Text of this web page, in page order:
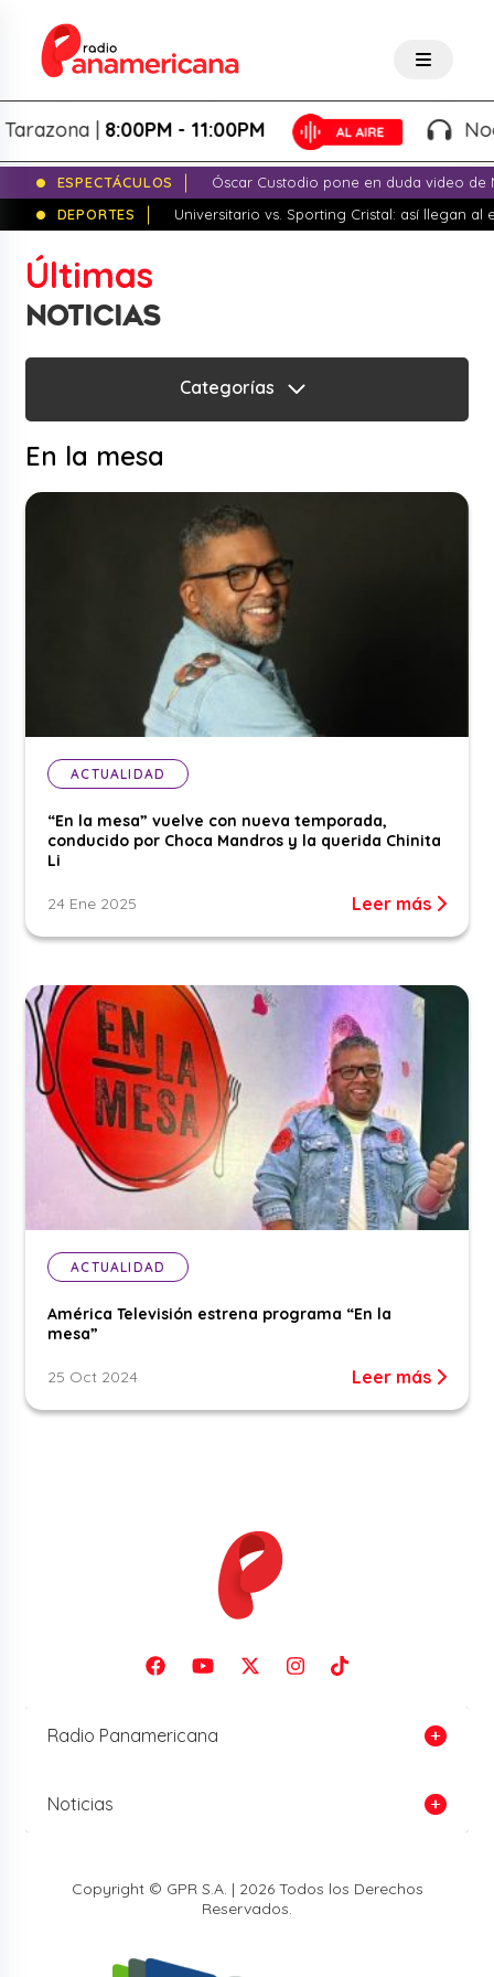
|8:00PM - 11:00PM
ESPECTÁCULOS
Óscar Custodio pone en duda video de
DEPORTES
Universitario vs. Sporting Cristal: así llegan al
Últimas
NOTICIAS
Categorías
En la mesa
ACTUALIDAD
“En la mesa” vuelve con nueva temporada,
conducido por Choca Mandros y la querida Chinita
Li
24 Ene 2025 Leer más
ACTUALIDAD
América Televisión estrena programa “En la
mesa”
25 Oct 2024 Leer más
Radio Panamericana
Noticias
Copyright © GPR S.A. | 2026 Todos los Derechos
Reservados.